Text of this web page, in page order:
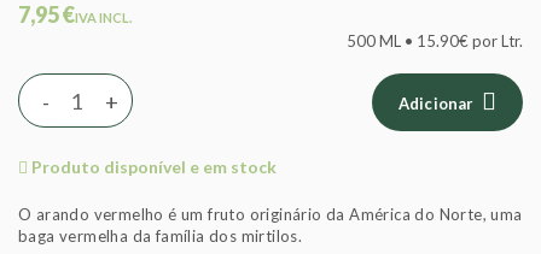
7,95 €IVA INCL.
500 ML • 15.90€ por Ltr.
+
- Adicionar
Produto disponível e em stock
O arando vermelho é um fruto originário da América do Norte, uma
baga vermelha da família dos mirtilos.